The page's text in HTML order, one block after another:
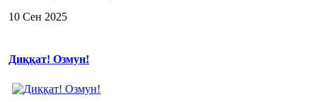
10 Сен 2025
Диққат! Озмун!